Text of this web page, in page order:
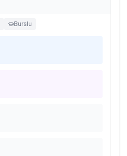
Burslu